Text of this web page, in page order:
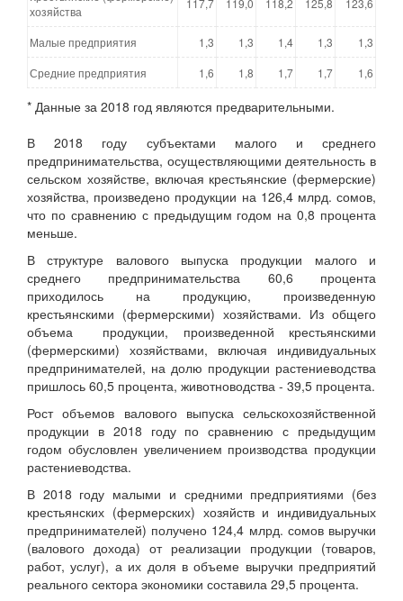
хозяйства
117,7 119,0 118,2 125,8 123,6
Малые предприятия 1,3 1,3 1,4 1,3
1,3
Средние предприятия
1,6 1,8 1,7 1,7 1,6
* Данные за 2018 год являются предварительными.
В 2018 году субъектами малого и среднего
предпринимательства, осуществляющими деятельность в
сельском хозяйстве, включая крестьянские (фермерские)
хозяйства, произведено продукции на 126,4 млрд. сомов,
что по сравнению с предыдущим годом на 0,8 процента
меньше.
В структуре валового выпуска продукции малого и
среднего предпринимательства 60,6 процента
приходилось на продукцию, произведенную
крестьянскими (фермерскими) хозяйствами. Из общего
объема продукции, произведенной крестьянскими
(фермерскими) хозяйствами, включая индивидуальных
предпринимателей, на долю продукции растениеводства
пришлось 60,5 процента, животноводства - 39,5 процента.
Рост объемов валового выпуска сельскохозяйственной
продукции в 2018 году по сравнению с предыдущим
годом обусловлен увеличением производства продукции
растениеводства.
В 2018 году малыми и средними предприятиями (без
крестьянских (фермерских) хозяйств и индивидуальных
предпринимателей) получено 124,4 млрд. сомов выручки
(валового дохода) от реализации продукции (товаров,
работ, услуг), а их доля в объеме выручки предприятий
реального сектора экономики составила 29,5 процента.